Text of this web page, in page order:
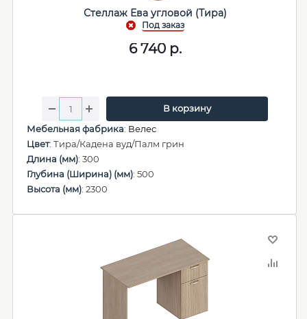
Стеллаж Ева угловой (Тира)
6 740р.
В корзину
Мебельная фабрика: Велес
Цвет: Тира/Кадена вуд/Палм грин
Длина (мм): 300
Глубина (Ширина) (мм): 500
Высота (мм): 2300